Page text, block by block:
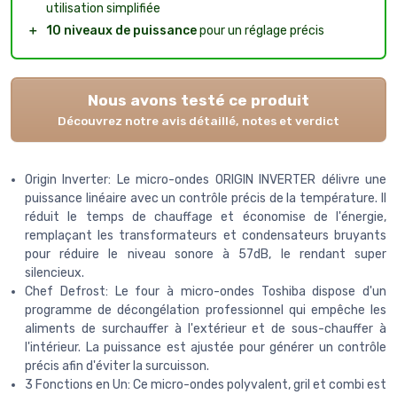
utilisation simplifiée
＋ 10 niveaux de puissancepour un réglage précis
Nous avons testé ce produit
Découvrez notre avis détaillé, notes et verdict
Origin Inverter: Le micro-ondes ORIGIN INVERTER délivre une
puissance linéaire avec un contrôle précis de la température. Il
réduit le temps de chauffage et économise de l'énergie,
remplaçant les transformateurs et condensateurs bruyants
pour réduire le niveau sonore à 57dB, le rendant super
silencieux.
Chef Defrost: Le four à micro-ondes Toshiba dispose d'un
programme de décongélation professionnel qui empêche les
aliments de surchauffer à l'extérieur et de sous-chauffer à
l'intérieur. La puissance est ajustée pour générer un contrôle
précis afin d'éviter la surcuisson.
3 Fonctions en Un: Ce micro-ondes polyvalent, gril et combi est